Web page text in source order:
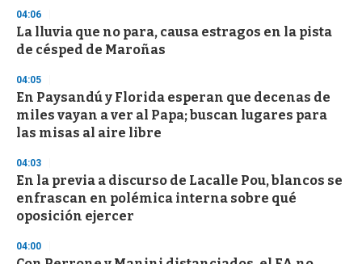
3
s
e
c
n
d
04:06
La lluvia que no para, causa estragos en la pista
de césped de Maroñas
04:05
En Paysandú y Florida esperan que decenas de
miles vayan a ver al Papa; buscan lugares para
las misas al aire libre
04:03
En la previa a discurso de Lacalle Pou, blancos se
enfrascan en polémica interna sobre qué
oposición ejercer
04:00